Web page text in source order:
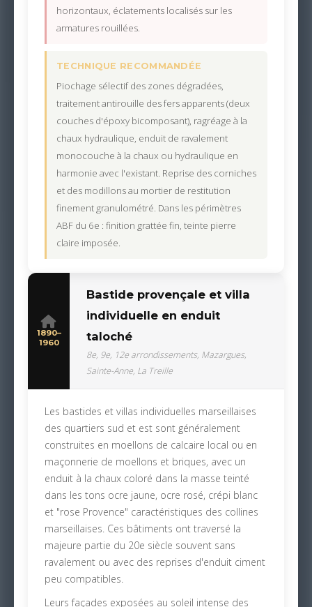
horizontaux, éclatements localisés sur les
armatures rouillées.
TECHNIQUE RECOMMANDÉE
Piochage sélectif des zones dégradées,
traitement antirouille des fers apparents (deux
couches d'époxy bicomposant), ragréage à la
chaux hydraulique, enduit de ravalement
monocouche à la chaux ou hydraulique en
harmonie avec l'existant. Reprise des corniches
et des modillons au mortier de restitution
finement granulométré. Dans les périmètres
ABF du 6e : finition grattée fin, teinte pierre
claire imposée.
1890–
1960
Bastide provençale et villa
individuelle en enduit
taloché
8e, 9e, 12e arrondissements, Mazargues,
Sainte-Anne, La Treille
Les bastides et villas individuelles marseillaises
des quartiers sud et est sont généralement
construites en moellons de calcaire local ou en
maçonnerie de moellons et briques, avec un
enduit à la chaux coloré dans la masse teinté
dans les tons ocre jaune, ocre rosé, crépi blanc
et "rose Provence" caractéristiques des collines
marseillaises. Ces bâtiments ont traversé la
majeure partie du 20e siècle souvent sans
ravalement ou avec des reprises d'enduit ciment
peu compatibles.
Leurs façades exposées au soleil intense des